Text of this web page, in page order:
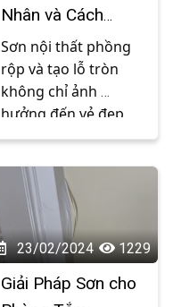
Nhân và Cách
Khắc Phục Hiện
Tượng Sơn Nội
Thất Phồng Rộp
và Tạo Lỗ Tròn
Sơn nội thất phồng
rộp và tạo lỗ tròn
không chỉ ảnh
hưởng đến vẻ đẹp
của không gian sống
cho gia chủ về chất
lượng và độ bền của
bức tường. Vậy
nguyên nhân của
hiện tượng này là gì
và làm thế nào để
23/02/2024 1229
Giải Pháp Sơn cho